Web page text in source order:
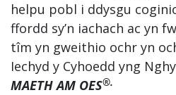
helpu pobl i ddysgu
ffordd sy’n iachach ac yn
tîm yn gweithio ochr yn
Iechyd y Cyhoedd yng
MAETH AM OES®.